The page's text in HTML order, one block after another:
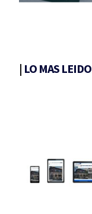
| LO MAS LEIDO